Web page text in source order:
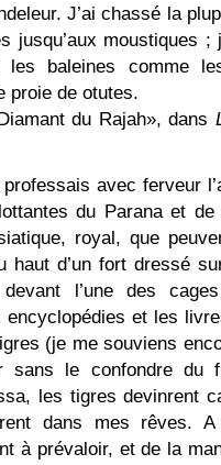
J’ai chassé la
jusqu’aux moustiques ;
les baleines comme
proie de otutes.
du Rajah», dans
avec ferveur
du Parana et de
royal, que
haut d’un fort dressé
l’une des
encyclopédies et les
(je me souviens
sans le confondre du
les tigres devinrent
dans mes rêves.
à prévaloir, et de la